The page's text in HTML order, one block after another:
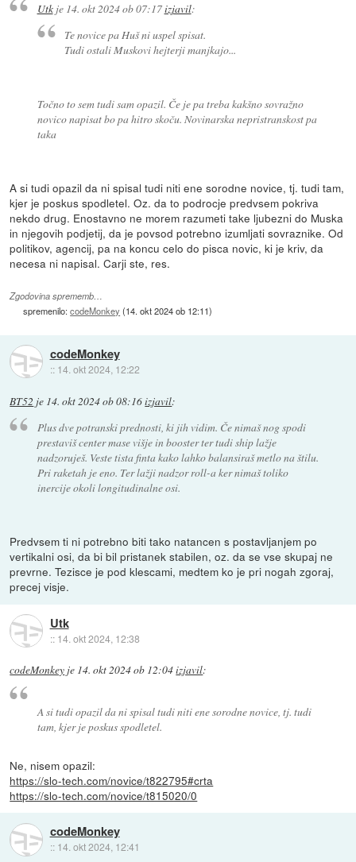
Utkje 14. okt 2024 ob 07:17izjavil:
Te novice pa Huš ni uspel spisat.
Tudi ostali Muskovi hejterji manjkajo...
Točno to sem tudi sam opazil. Če je pa treba kakšno sovražno
novico napisat bo pa hitro skoču. Novinarska nepristranskost pa
taka
A si tudi opazil da ni spisal tudi niti ene sorodne novice, tj. tudi tam,
kjer je poskus spodletel. Oz. da to podrocje predvsem pokriva
nekdo drug. Enostavno ne morem razumeti take ljubezni do Muska
in njegovih podjetij, da je povsod potrebno izumljati sovraznike. Od
politikov, agencij, pa na koncu celo do pisca novic, ki je kriv, da
necesa ni napisal. Carji ste, res.
Zgodovina sprememb…
spremenilo:codeMonkey (14. okt 2024 ob 12:11)
codeMonkey
:: 14. okt 2024, 12:22
BT52 je 14. okt 2024 ob 08:16izjavil:
Plus dve potranski prednosti, ki jih vidim. Če nimaš nog spodi
prestaviš center mase višje in booster ter tudi ship lažje
nadzoruješ. Veste tista finta kako lahko balansiraš metlo na štilu.
Pri raketah je eno. Ter lažji nadzor roll-a ker nimaš toliko
inercije okoli longitudinalne osi.
Predvsem ti ni potrebno biti tako natancen s postavljanjem po
vertikalni osi, da bi bil pristanek stabilen, oz. da se vse skupaj ne
prevrne. Tezisce je pod klescami, medtem ko je pri nogah zgoraj,
precej visje.
Utk
:: 14. okt 2024, 12:38
codeMonkey je 14. okt 2024 ob 12:04izjavil:
A si tudi opazil da ni spisal tudi niti ene sorodne novice, tj. tudi
tam, kjer je poskus spodletel.
Ne, nisem opazil:
https://slo-tech.com/novice/t822795#crta
https://slo-tech.com/novice/t815020/0
codeMonkey
:: 14. okt 2024, 12:41